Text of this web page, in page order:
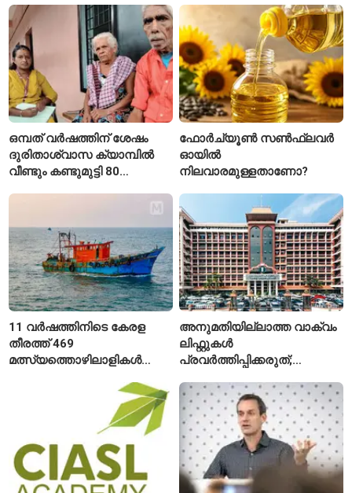
ഒമ്പത് വർഷത്തിന് ശേഷം
ദുരിതാശ്വാസ ക്യാമ്പിൽ
വീണ്ടും കണ്ടുമുട്ടി 80
ഫോർച്യൂൺ സൺഫ്ലവർ
ഓയിൽ
നിലവാരമുള്ളതാണോ?
11 വർഷത്തിനിടെ കേരള
തീരത്ത് 469
മത്സ്യത്തൊഴിലാളികൾ
കാണാതായി, 47,773 പേരെ
അനുമതിയില്ലാത്ത വാക്വം
ലിഫ്റ്റുകൾ
പ്രവർത്തിപ്പിക്കരുത്;
അനുമതിയില്ലാത്ത
ലിഫ്റ്റുകൾക്ക്
ഹൈക്കോടതിയുടെ വിലക്ക്